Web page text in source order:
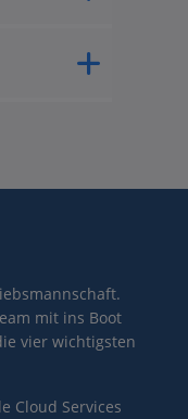
mit ins Boot
vier wichtigsten
Cloud Services